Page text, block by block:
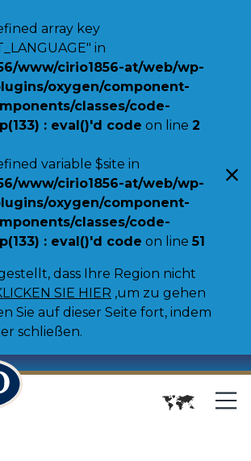
array key
in
www/cirio1856-at/web/wp-
oxygen/component-
classes/code-
: eval()'d code on line 2
variable $site in
www/cirio1856-at/web/wp-
oxygen/component-
classes/code-
: eval()'d code on line51
dass Ihre Region nicht
SIE HIER ,um zu gehen
Sie auf dieser Seite fort, indem
schließen.